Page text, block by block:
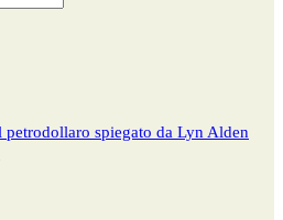
petrodollaro spiegato da Lyn Alden